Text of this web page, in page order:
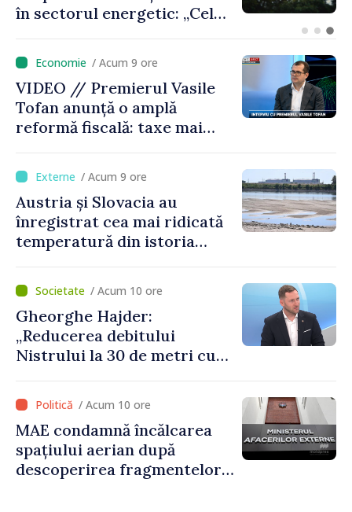
sprijini Republica Moldova
/ Acum 9 ore
VIDEO // Premierul Vasile
Tofan anunță o amplă
reformă fiscală: taxe mai
mari pentru bănci, tutun și
jocurile de noroc
/ Acum 9 ore
Austria și Slovacia au
înregistrat cea mai ridicată
temperatură din istoria
/ Acum 10 ore
Gheorghe Hajder:
„Reducerea debitului
Nistrului la 30 de metri cubi
„catastrofă naturală”
/ Acum 10 ore
MAE condamnă încălcarea
spațiului aerian după
descoperirea fragmentelor